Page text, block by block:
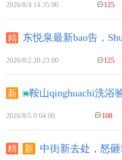
2026/8/4 14:35:00 125
东悦泉最新bao告，
2026/8/2 20:23:00 125
鞍山qinghuachi洗浴
2026/8/5 0:04:00 108
中街新去处，怒